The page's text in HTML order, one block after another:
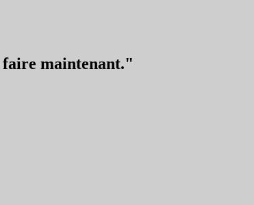
faire maintenant."